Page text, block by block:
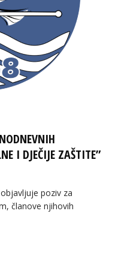
I DJEČIJE ZAŠTITE”
poziv za
članove njihovih